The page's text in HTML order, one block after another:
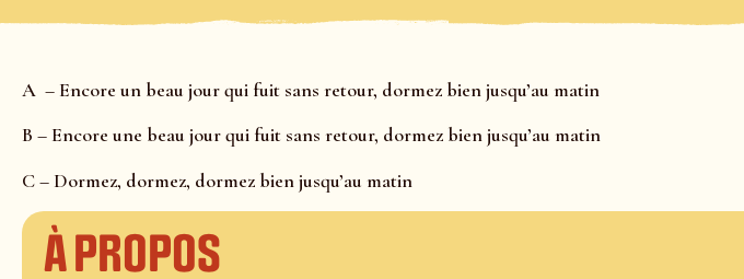
A – Encore un beau jour qui fuit sans retour, dormez bien jusqu’au matin
B – Encore une beau jour qui fuit sans retour, dormez bien jusqu’au matin
C – Dormez, dormez, dormez bien jusqu’au matin
À propos